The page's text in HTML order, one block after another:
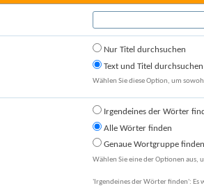
Nur Titel durchsuchen
Text und Titel durchsuchen
Wählen Sie diese Option, um
Irgendeines der Wörter
Alle Wörter finden
Genaue Wortgruppe finden
Wählen Sie eine der Optionen aus,
'Irgendeines der Wörter finden': Es